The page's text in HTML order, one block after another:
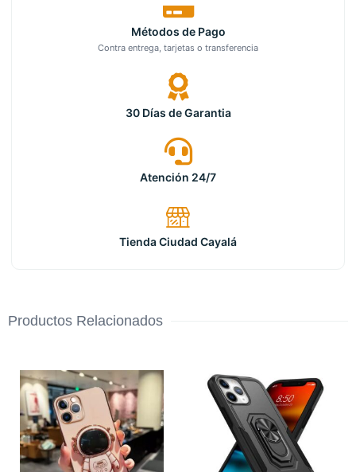
Métodos de Pago
Contra entrega, tarjetas o transferencia
30 Días de Garantia
Atención 24/7
Tienda Ciudad Cayalá
Productos Relacionados